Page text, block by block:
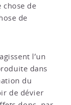
chose de
de
l’un
dans
du
de dévier